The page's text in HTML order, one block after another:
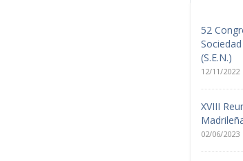
52
(S.E.N.)
12/11/2022
XVIII
02/06/2023